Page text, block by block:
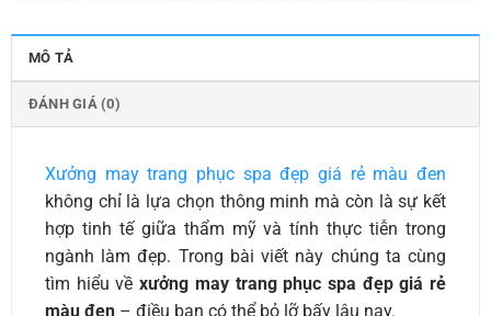
MÔ TẢ
ĐÁNH GIÁ (0)
Xưởng may trang phục spa đẹp giá rẻ màu đen
không chỉ là lựa chọn thông minh mà còn là sự kết
hợp tinh tế giữa thẩm mỹ và tính thực tiễn trong
ngành làm đẹp. Trong bài viết này chúng ta cùng
tìm hiểu vềxưởng may trang phục spa đẹp giá rẻ
màu đen – điều bạn có thể bỏ lỡ bấy lâu nay.